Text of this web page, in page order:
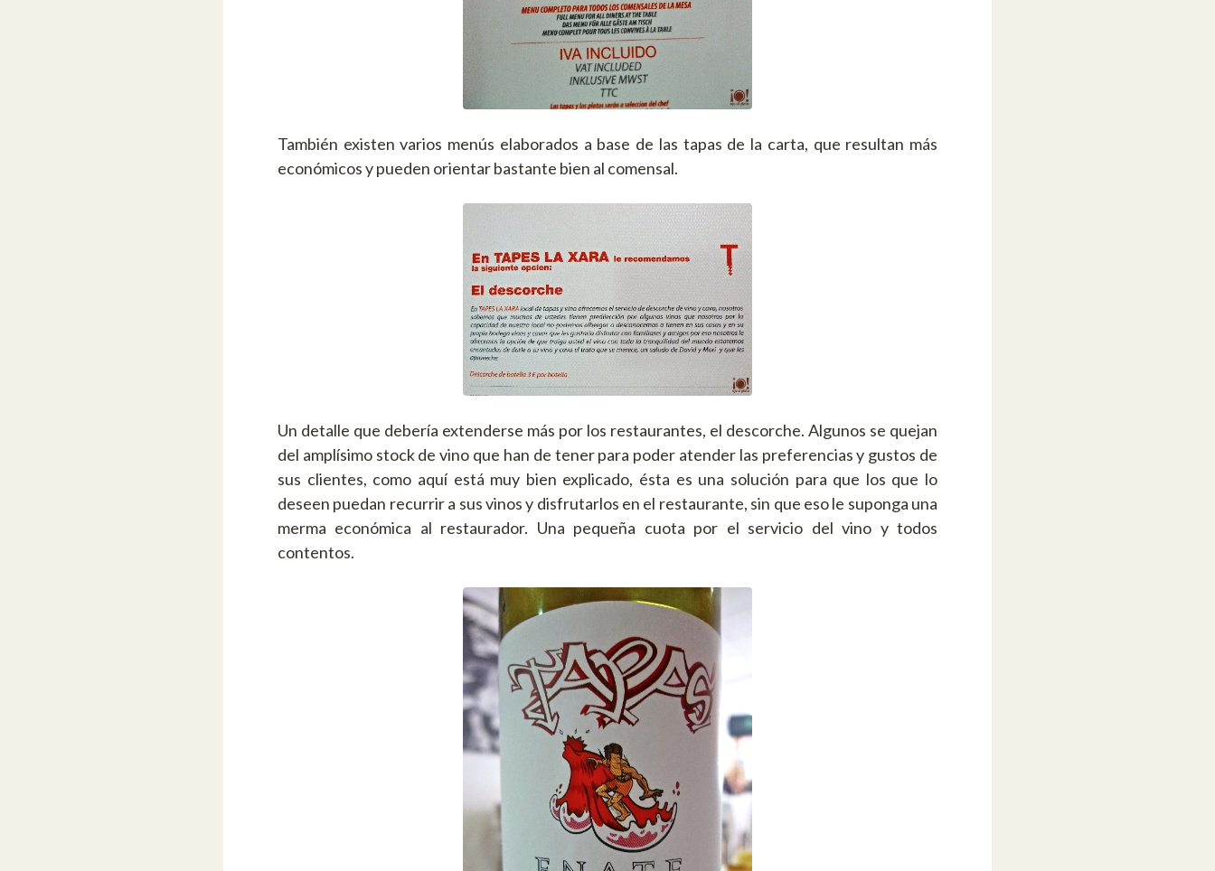
También existen varios menús elaborados a base de las tapas de la carta, que resultan más
económicos y pueden orientar bastante bien al comensal.
Un detalle que debería extenderse más por los restaurantes, el descorche. Algunos se quejan
del amplísimo stock de vino que han de tener para poder atender las preferencias y gustos de
sus clientes, como aquí está muy bien explicado, ésta es una solución para que los que lo
deseen puedan recurrir a sus vinos y disfrutarlos en el restaurante, sin que eso le suponga una
merma económica al restaurador. Una pequeña cuota por el servicio del vino y todos
contentos.